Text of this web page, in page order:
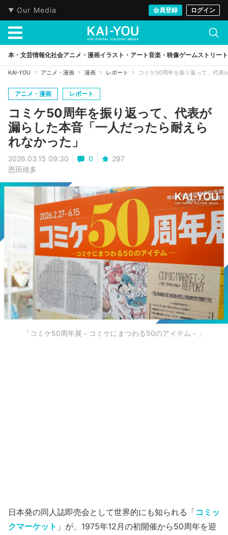
Our Media 会員登録 ログイン
本・文芸情報化社会アニメ・漫画イラスト・アート音楽・映像ゲームストリート
KAI-YOU アニメ・漫画 漫画 レポート コミケ50周年を振り返って、代表
アニメ・漫画 レポート
コミケ50周年を振り返って、代表が
漏らした本音「一人だったら耐えら
れなかった」
2026.03.15 09:30 0
297
恩田雄多
「コミケ50周年展－コミケにまつわる50のアイテム－」
日本発の同人誌即売会として世界的にも知られる「コミッ
クマーケット 」が、1975年12月の初開催から50周年を迎